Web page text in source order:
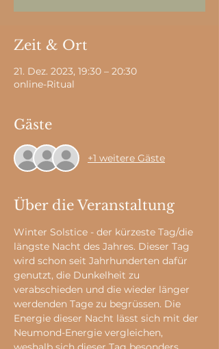
Zeit & Ort
21. Dez. 2023, 19:30 – 20:30
online-Ritual
Gäste
+1 weitere Gäste
Über die Veranstaltung
Winter Solstice - der kürzeste Tag/die
längste Nacht des Jahres. Dieser Tag
wird schon seit Jahrhunderten dafür
genutzt, die Dunkelheit zu
verabschieden und die wieder länger
werdenden Tage zu begrüssen. Die
Energie dieser Nacht lässt sich mit der
Neumond-Energie vergleichen,